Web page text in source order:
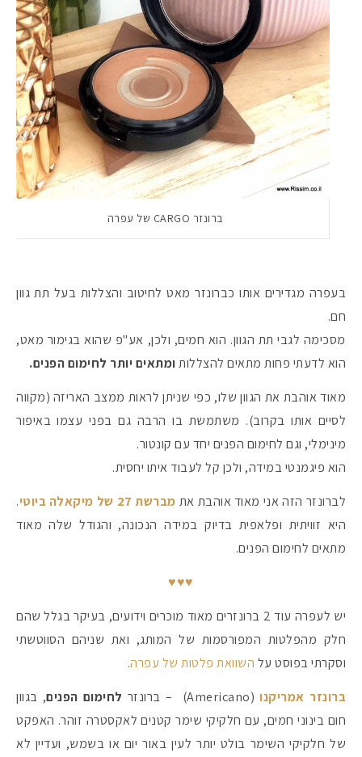
ברונזר CARGO של עפרה
בעפרה מגדירים אותו כברונזר מאט לחיטוב והצללות בעל תת גוון
חם.
מסכימה לגבי תת הגוון. הוא חמים, ולכן, אע"פ שהוא בגימור מאט,
הוא לדעתי פחות מתאים להצללותומתאים יותר לחימום הפנים.
מאוד אוהבת את הגוון שלו, כפי שניתן לראות ממצב האריזה (מקווה
לסיים אותו בקרוב). משתמשת בו הרבה גם בפני עצמו באיפור
מינימלי, וגם לחימום הפנים יחד עם קונטור.
הוא פיגמנטי במידה, ולכן קל לעבוד איתו יחסית.
לברונזר הזה אני מאוד אוהבת את מברשת 27 של מיקאלה ביוטי
.
היא זוויתית ופלאפית בדיוק במידה הנכונה, והגודל שלה מאוד
מתאים לחימום הפנים.
♥♥♥
יש לעפרה עוד 2 ברונזרים מאוד מוכרים וידועים, בעיקר בגלל שהם
חלק מהפלטות המפורסמות של המותג, ואת שניהם הסווטשתי
וסקרתי בפוסט על השוואת פלטות של עפרה.
ברונזר אמריקנו (Americano) – ברונזר לחימום הפנים, בגוון
חום בינוני חמים, עם חלקיקי שימר קטנים לאקסטרה זוהר. האפקט
של חלקיקי השימר בולט יותר לעין באור יום או בשמש, ועדיין לא